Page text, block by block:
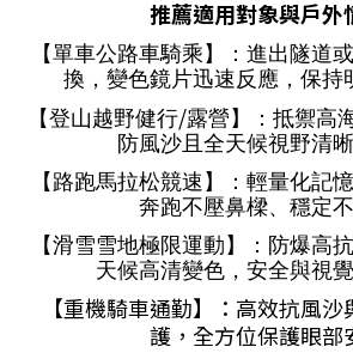
推薦適用對象與戶外
【單車公路車騎乘】：進出隧道
換，變色鏡片迅速反應，保持
【登山越野健行/露營】：抵禦高
防風沙且全天候視野清
【路跑馬拉松競速】：輕量化記
奔跑不壓鼻樑、穩定
【滑雪雪地極限運動】：防爆高
天候高清變色，安全與視
【重機騎車通勤】：高效抗風
護，全方位保護眼部